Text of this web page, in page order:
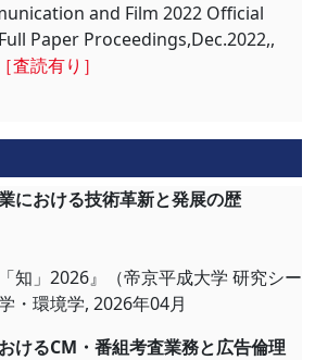
and Film 2022 Official
Paper Proceedings,Dec.2022,,
［査読有り］
における技術革新と発展の歴
知」2026』（帝京平成大学 研究シー
・環境学, 2026年04月
けるCM・番組考査業務と広告倫理